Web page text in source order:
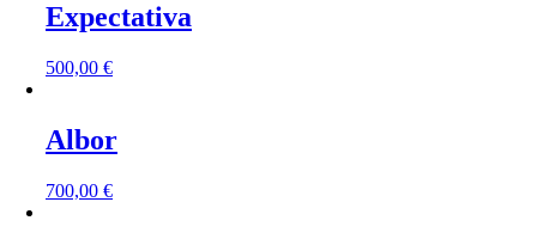
Expectativa
500,00 €
Albor
700,00 €